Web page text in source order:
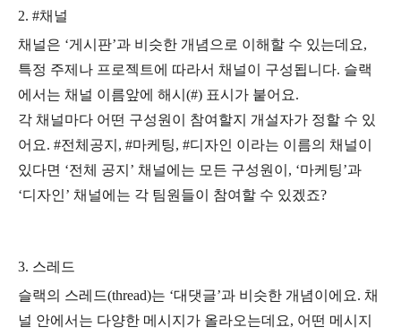
2. #채널
채널은 ‘게시판’과 비슷한 개념으로 이해할 수 있는데요,
특정 주제나 프로젝트에 따라서 채널이 구성됩니다. 슬랙
에서는 채널 이름앞에 해시(#) 표시가 붙어요.
각 채널마다 어떤 구성원이 참여할지 개설자가 정할 수 있
어요. #전체공지, #마케팅, #디자인 이라는 이름의 채널이
있다면 ‘전체 공지’ 채널에는 모든 구성원이, ‘마케팅’과
‘디자인’ 채널에는 각 팀원들이 참여할 수 있겠죠?
3. 스레드
슬랙의 스레드(thread)는 ‘대댓글’과 비슷한 개념이에요. 채
널 안에서는 다양한 메시지가 올라오는데요, 어떤 메시지